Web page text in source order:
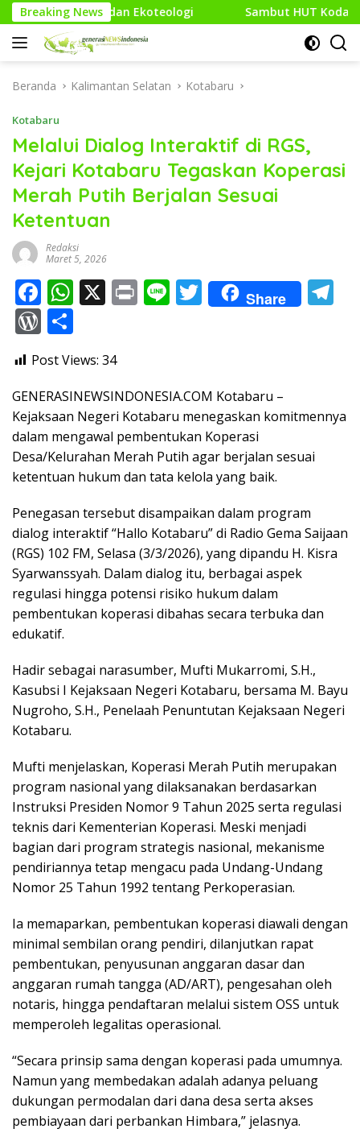
Langsung
ke
konten
Breaking News Sambut HUT Kodam XXI/Raden Intan,
Beranda Kalimantan Selatan Kotabaru
Kotabaru
Melalui Dialog Interaktif di RGS,
Kejari Kotabaru Tegaskan Koperasi
Merah Putih Berjalan Sesuai
Ketentuan
Redaksi
Maret 5, 2026
F
ac
e
b
o
o
k
W
s
A
p
p
X Pr Li T
w
Share
m
W
or
d
Pr
e
ss
ar
e
Post Views: 34
GENERASINEWSINDONESIA.COM Kotabaru –
Kejaksaan Negeri Kotabaru menegaskan komitmennya
dalam mengawal pembentukan Koperasi
Desa/Kelurahan Merah Putih agar berjalan sesuai
ketentuan hukum dan tata kelola yang baik.
Penegasan tersebut disampaikan dalam program
dialog interaktif “Hallo Kotabaru” di Radio Gema Saijaan
(RGS) 102 FM, Selasa (3/3/2026), yang dipandu H. Kisra
Syarwanssyah. Dalam dialog itu, berbagai aspek
regulasi hingga potensi risiko hukum dalam
pembentukan koperasi dibahas secara terbuka dan
edukatif.
Hadir sebagai narasumber, Mufti Mukarromi, S.H.,
Kasubsi I Kejaksaan Negeri Kotabaru, bersama M. Bayu
Nugroho, S.H., Penelaah Penuntutan Kejaksaan Negeri
Kotabaru.
Mufti menjelaskan, Koperasi Merah Putih merupakan
program nasional yang dilaksanakan berdasarkan
Instruksi Presiden Nomor 9 Tahun 2025 serta regulasi
teknis dari Kementerian Koperasi. Meski menjadi
bagian dari program strategis nasional, mekanisme
pendiriannya tetap mengacu pada Undang-Undang
Nomor 25 Tahun 1992 tentang Perkoperasian.
Ia memaparkan, pembentukan koperasi diawali dengan
minimal sembilan orang pendiri, dilanjutkan rapat
pembentukan, penyusunan anggaran dasar dan
anggaran rumah tangga (AD/ART), pengesahan oleh
notaris, hingga pendaftaran melalui sistem OSS untuk
memperoleh legalitas operasional.
“Secara prinsip sama dengan koperasi pada umumnya.
Namun yang membedakan adalah adanya peluang
dukungan permodalan dari dana desa serta akses
pembiayaan dari perbankan Himbara,” jelasnya.